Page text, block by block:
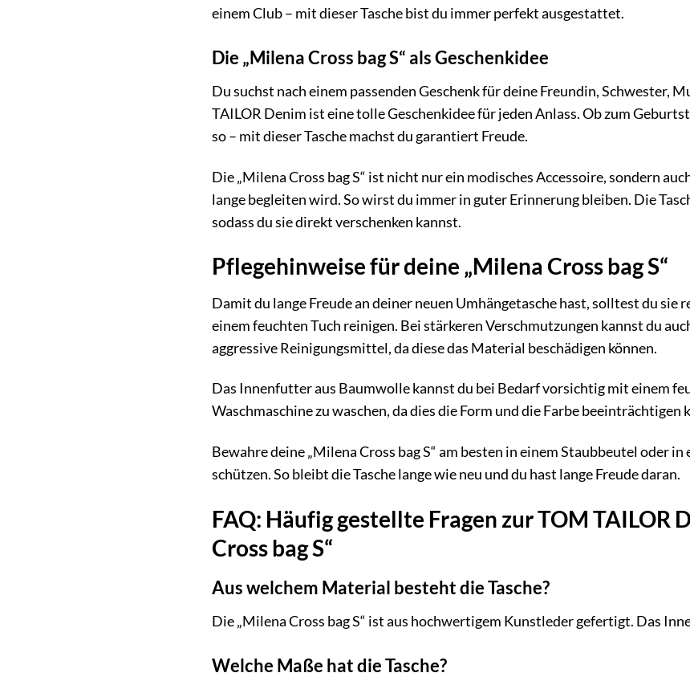
einem Club – mit dieser Tasche bist du immer perfekt ausgestattet.
Die „Milena Cross bag S“ als Geschenkidee
Du suchst nach einem passenden Geschenk für deine Freundin, Schwester,
TAILOR Denim ist eine tolle Geschenkidee für jeden Anlass. Ob zum
so – mit dieser Tasche machst du garantiert Freude.
Die „Milena Cross bag S“ ist nicht nur ein modisches Accessoire, sondern
lange begleiten wird. So wirst du immer in guter Erinnerung bleiben. Die
sodass du sie direkt verschenken kannst.
Pflegehinweise für deine „Milena Cross bag S“
Damit du lange Freude an deiner neuen Umhängetasche hast, solltest du
einem feuchten Tuch reinigen. Bei stärkeren Verschmutzungen kannst du
aggressive Reinigungsmittel, da diese das Material beschädigen können.
Das Innenfutter aus Baumwolle kannst du bei Bedarf vorsichtig mit einem
Waschmaschine zu waschen, da dies die Form und die Farbe beeinträchtigen
Bewahre deine „Milena Cross bag S“ am besten in einem Staubbeutel oder
schützen. So bleibt die Tasche lange wie neu und du hast lange Freude daran.
FAQ: Häufig gestellte Fragen zur TOM TAILOR
Cross bag S“
Aus welchem Material besteht die Tasche?
Die „Milena Cross bag S“ ist aus hochwertigem Kunstleder gefertigt. Das
Welche Maße hat die Tasche?